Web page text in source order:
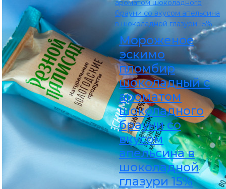
Мороженое
эскимо
пломбир
шоколадный с
ароматом
шоколадного
брауни со
вкусом
апельсина в
шоколадной
глазури 15%